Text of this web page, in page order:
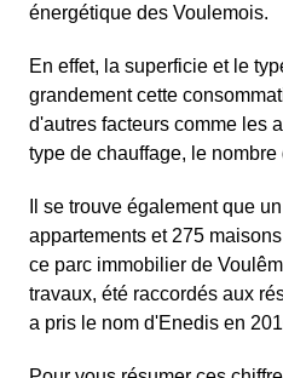
énergétique des Voulemois.
En effet, la superficie et le
grandement cette
d'autres facteurs comme les
type de chauffage, le nombre
Il se trouve également que
appartements et 275
ce parc immobilier de
travaux, été raccordés aux
a pris le nom d'Enedis en